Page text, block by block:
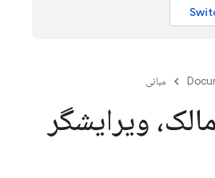
مبانی
ویرایشگر